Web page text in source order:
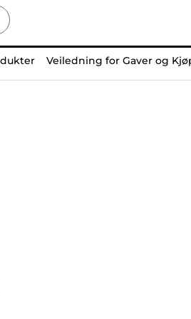
Veiledning for Gaver og